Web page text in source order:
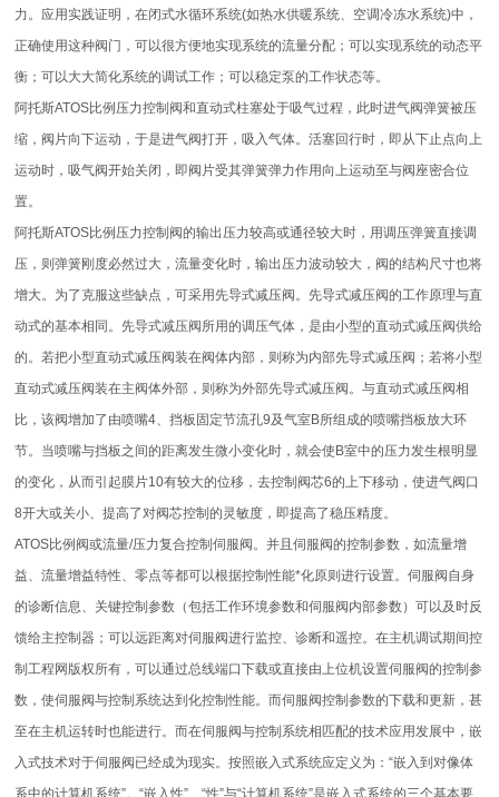
力。应用实践证明，在闭式水循环系统(如热水供暖系统、空调冷冻水系统)中，
正确使用这种阀门，可以很方便地实现系统的流量分配；可以实现系统的动态平
衡；可以大大简化系统的调试工作；可以稳定泵的工作状态等。
阿托斯ATOS比例压力控制阀和直动式柱塞处于吸气过程，此时进气阀弹簧被压
缩，阀片向下运动，于是进气阀打开，吸入气体。活塞回行时，即从下止点向上
运动时，吸气阀开始关闭，即阀片受其弹簧弹力作用向上运动至与阀座密合位
置。
阿托斯ATOS比例压力控制阀的输出压力较高或通径较大时，用调压弹簧直接调
压，则弹簧刚度必然过大，流量变化时，输出压力波动较大，阀的结构尺寸也将
增大。为了克服这些缺点，可采用先导式减压阀。先导式减压阀的工作原理与直
动式的基本相同。先导式减压阀所用的调压气体，是由小型的直动式减压阀供给
的。若把小型直动式减压阀装在阀体内部，则称为内部先导式减压阀；若将小型
直动式减压阀装在主阀体外部，则称为外部先导式减压阀。与直动式减压阀相
比，该阀增加了由喷嘴4、挡板固定节流孔9及气室B所组成的喷嘴挡板放大环
节。当喷嘴与挡板之间的距离发生微小变化时，就会使B室中的压力发生根明显
的变化，从而引起膜片10有较大的位移，去控制阀芯6的上下移动，使进气阀口
8开大或关小、提高了对阀芯控制的灵敏度，即提高了稳压精度。
ATOS比例阀或流量/压力复合控制伺服阀。并且伺服阀的控制参数，如流量增
益、流量增益特性、零点等都可以根据控制性能*化原则进行设置。伺服阀自身
的诊断信息、关键控制参数（包括工作环境参数和伺服阀内部参数）可以及时反
馈给主控制器；可以远距离对伺服阀进行监控、诊断和遥控。在主机调试期间控
制工程网版权所有，可以通过总线端口下载或直接由上位机设置伺服阀的控制参
数，使伺服阀与控制系统达到化控制性能。而伺服阀控制参数的下载和更新，甚
至在主机运转时也能进行。而在伺服阀与控制系统相匹配的技术应用发展中，嵌
入式技术对于伺服阀已经成为现实。按照嵌入式系统应定义为：“嵌入到对像体
系中的计算机系统”。“嵌入性”、“性”与“计算机系统”是嵌入式系统的三个基本要